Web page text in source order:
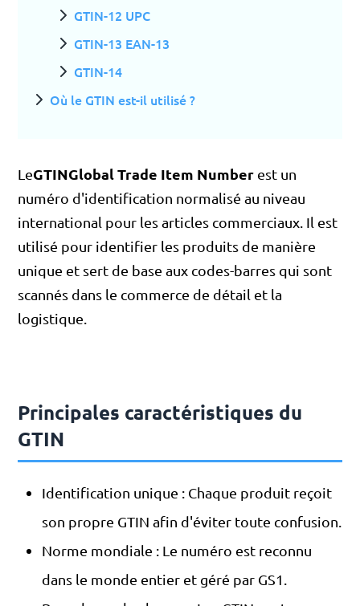
GTIN-12 UPC
GTIN-13 EAN-13
GTIN-14
Où le GTIN est-il utilisé ?
LeGTINGlobal Trade Item Number est un
numéro d'identification normalisé au niveau
international pour les articles commerciaux. Il est
utilisé pour identifier les produits de manière
unique et sert de base aux codes-barres qui sont
scannés dans le commerce de détail et la
logistique.
Principales caractéristiques du
GTIN
Identification unique : Chaque produit reçoit
son propre GTIN afin d'éviter toute confusion.
Norme mondiale : Le numéro est reconnu
dans le monde entier et géré par GS1.